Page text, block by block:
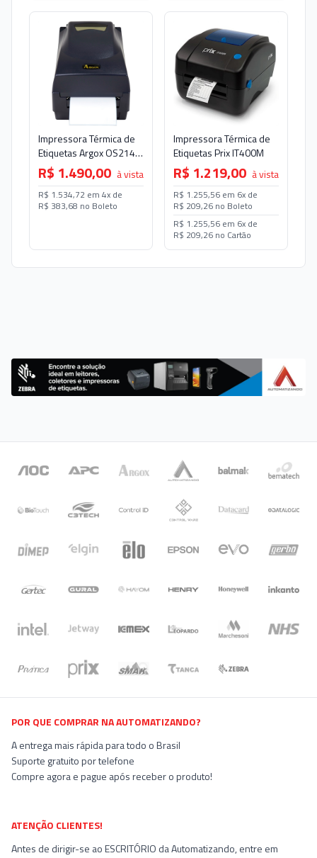
Impressora Térmica de
Etiquetas Argox OS214
PRO
R$ 1.490,00 à vista
R$ 1.534,72 em 4x de
R$ 383,68 no Boleto
Impressora Térmica de
Etiquetas Prix IT400M
R$ 1.219,00 à vista
R$ 1.255,56 em 6x de
R$ 209,26 no Boleto
R$ 1.255,56 em 6x de
R$ 209,26 no Cartão
POR QUE COMPRAR NA AUTOMATIZANDO?
A entrega mais rápida para todo o Brasil
Suporte gratuito por telefone
Compre agora e pague após receber o produto!
ATENÇÃO CLIENTES!
Antes de dirigir-se ao ESCRITÓRIO da Automatizando, entre em